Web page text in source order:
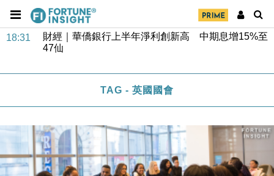
18:31
財經｜華僑銀行上半年淨利創新高 中期息增15%至
47仙
本地｜假冒內地執法人員要求交「保證金」 43歲女子
損失近6900萬元
16:05
財經｜日經失守6.5萬點後回穩 全周仍升近2%
15:47
財經｜恒隆10月換帥 玩具「反」斗城亞洲CEO蔡德
粦接任
TAG - 英國國會